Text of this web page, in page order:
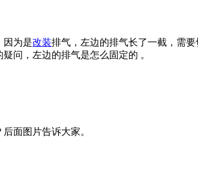
因为是改装排气，左边的排气长了一截，需
问，左边的排气是怎么固定的 。
面图片告诉大家。